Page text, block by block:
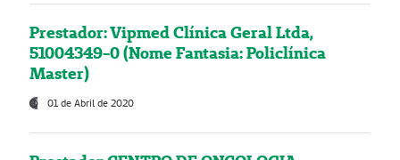
Prestador: Vipmed Clínica Geral Ltda,
51004349-0 (Nome Fantasia: Policlínica
Master)
01 de Abril de 2020